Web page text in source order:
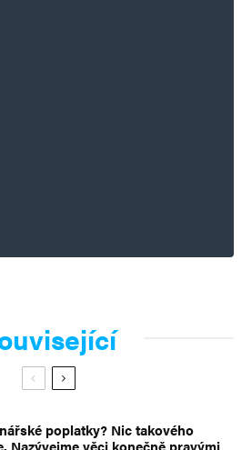
poplatky? Nic takového
Nazývejme věci konečně pravými